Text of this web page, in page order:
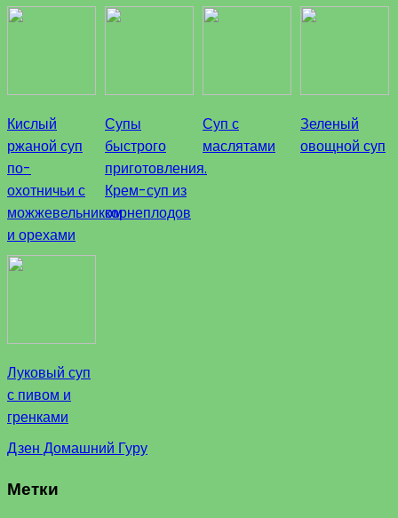
Кислый
ржаной суп
по-
охотничьи с
можжевельником
и орехами
Супы
быстрого
приготовления.
Крем-суп из
корнеплодов
Суп с
маслятами
Зеленый
овощной суп
Луковый суп
с пивом и
гренками
Дзен Домашний Гуру
Метки